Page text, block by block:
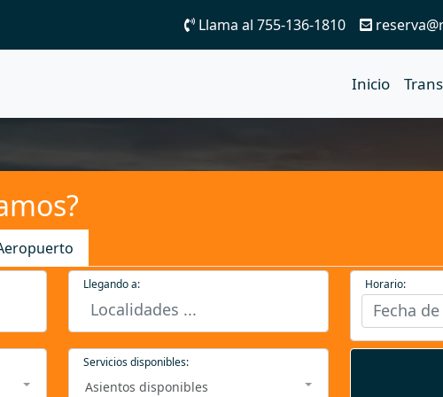
Llama al 755-136-1810
Inicio
Llegando a: Horario:
Servicios disponibles:
Asientos disponibles